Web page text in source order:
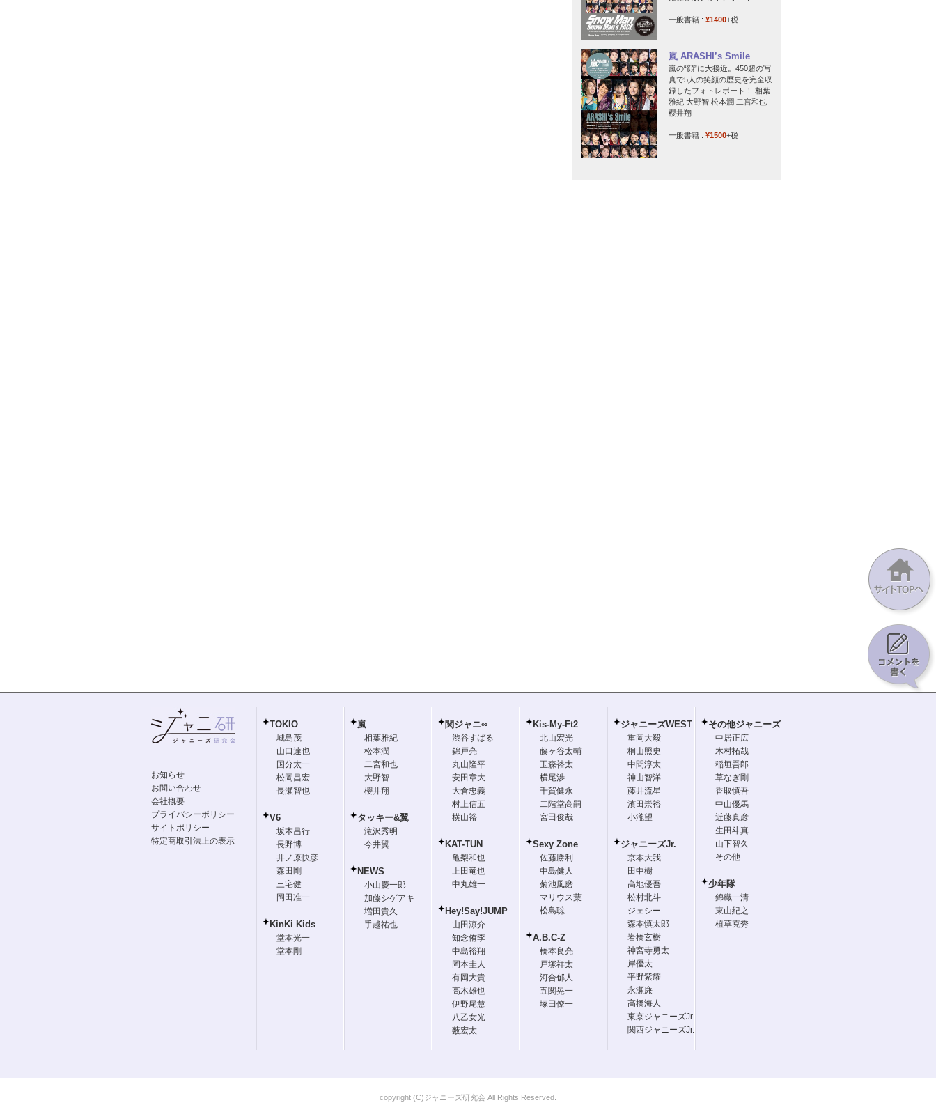
一般書籍 : ¥1400+税
嵐 ARASHI’s Smile
嵐の“顔”に大接近。450超の写
真で5人の笑顔の歴史を完全収
録したフォトレポート！ 相葉
雅紀 大野智 松本潤 二宮和也
櫻井翔
一般書籍 : ¥1500+税
お知らせ
お問い合わせ
会社概要
プライバシーポリシー
サイトポリシー
特定商取引法上の表示
TOKIO
城島茂
山口達也
国分太一
松岡昌宏
長瀬智也
V6
坂本昌行
長野博
井ノ原快彦
森田剛
三宅健
岡田准一
KinKi Kids
堂本光一
堂本剛
嵐
相葉雅紀
松本潤
二宮和也
大野智
櫻井翔
タッキー&翼
滝沢秀明
今井翼
NEWS
小山慶一郎
加藤シゲアキ
増田貴久
手越祐也
関ジャニ∞
渋谷すばる
錦戸亮
丸山隆平
安田章大
大倉忠義
村上信五
横山裕
KAT-TUN
亀梨和也
上田竜也
中丸雄一
Hey!Say!JUMP
山田涼介
知念侑李
中島裕翔
岡本圭人
有岡大貴
高木雄也
伊野尾慧
八乙女光
薮宏太
Kis-My-Ft2
北山宏光
藤ヶ谷太輔
玉森裕太
横尾渉
千賀健永
二階堂高嗣
宮田俊哉
Sexy Zone
佐藤勝利
中島健人
菊池風磨
マリウス葉
松島聡
A.B.C-Z
橋本良亮
戸塚祥太
河合郁人
五関晃一
塚田僚一
ジャニーズWEST
重岡大毅
桐山照史
中間淳太
神山智洋
藤井流星
濱田崇裕
小瀧望
ジャニーズJr.
京本大我
田中樹
高地優吾
松村北斗
ジェシー
森本慎太郎
岩橋玄樹
神宮寺勇太
岸優太
平野紫耀
永瀬廉
高橋海人
東京ジャニーズJr.
関西ジャニーズJr.
その他ジャニーズ
中居正広
木村拓哉
稲垣吾郎
草なぎ剛
香取慎吾
中山優馬
近藤真彦
生田斗真
山下智久
その他
少年隊
錦織一清
東山紀之
植草克秀
copyright (C)ジャニーズ研究会 All Rights Reserved.